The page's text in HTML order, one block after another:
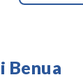
Benua